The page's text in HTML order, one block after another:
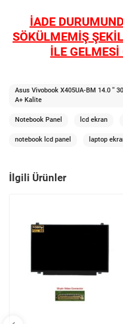
İADE
SÖKÜLMEMİŞ
İLE GELMESİ
Asus Vivobook X405UA-BM 14.0 ''
A+ Kalite
Notebook Panel lcd ekran
notebook lcd panel laptop
İlgili Ürünler